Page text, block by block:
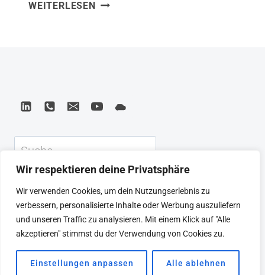
Wir respektieren deine Privatsphäre
Wir verwenden Cookies, um dein Nutzungserlebnis zu
verbessern, personalisierte Inhalte oder Werbung auszuliefern
und unseren Traffic zu analysieren. Mit einem Klick auf "Alle
akzeptieren" stimmst du der Verwendung von Cookies zu.
Einstellungen anpassen Alle ablehnen
WEITERLESEN
FÜR
FORTSCHRITT
Suchen
KEYNOTE BEIRAT
CTRL+ALT+LEAD
MEINE ARTIKEL
BUCHEMPFEHLUNGEN
PODCAST
KONTAKT
SEBASTIAN
IMPRESSUM
DATENSCHUTZERKLÄRUNG
© 2026 SEBASTIAN WINKLER